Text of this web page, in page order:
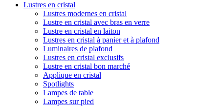
Lustres en cristal
Lustres modernes en cristal
Lustre en cristal avec bras en verre
Lustre en cristal en laiton
Lustres en cristal à panier et à plafond
Luminaires de plafond
Lustres en cristal exclusifs
Lustre en cristal bon marché
Applique en cristal
Spotlights
Lampes de table
Lampes sur pied